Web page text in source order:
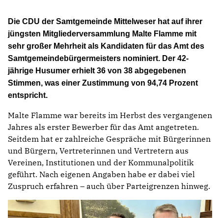
Die CDU der Samtgemeinde Mittelweser hat auf ihrer
jüngsten Mitgliederversammlung Malte Flamme mit
sehr großer Mehrheit als Kandidaten für das Amt des
Samtgemeindebürgermeisters nominiert. Der 42-
jährige Husumer erhielt 36 von 38 abgegebenen
Stimmen, was einer Zustimmung von 94,74 Prozent
entspricht.
Malte Flamme war bereits im Herbst des vergangenen
Jahres als erster Bewerber für das Amt angetreten.
Seitdem hat er zahlreiche Gespräche mit Bürgerinnen
und Bürgern, Vertreterinnen und Vertretern aus
Vereinen, Institutionen und der Kommunalpolitik
geführt. Nach eigenen Angaben habe er dabei viel
Zuspruch erfahren – auch über Parteigrenzen hinweg.